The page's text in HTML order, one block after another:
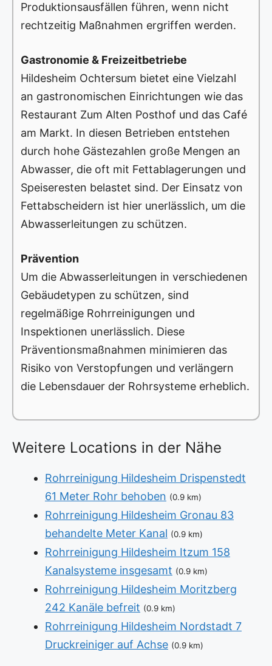
Produktionsausfällen führen, wenn nicht
rechtzeitig Maßnahmen ergriffen werden.
Gastronomie & Freizeitbetriebe
Hildesheim Ochtersum bietet eine Vielzahl
an gastronomischen Einrichtungen wie das
Restaurant Zum Alten Posthof und das Café
am Markt. In diesen Betrieben entstehen
durch hohe Gästezahlen große Mengen an
Abwasser, die oft mit Fettablagerungen und
Speiseresten belastet sind. Der Einsatz von
Fettabscheidern ist hier unerlässlich, um die
Abwasserleitungen zu schützen.
Prävention
Um die Abwasserleitungen in verschiedenen
Gebäudetypen zu schützen, sind
regelmäßige Rohrreinigungen und
Inspektionen unerlässlich. Diese
Präventionsmaßnahmen minimieren das
Risiko von Verstopfungen und verlängern
die Lebensdauer der Rohrsysteme erheblich.
Weitere Locations in der Nähe
Rohrreinigung Hildesheim Drispenstedt
61 Meter Rohr behoben (0.9 km)
Rohrreinigung Hildesheim Gronau 83
behandelte Meter Kanal (0.9 km)
Rohrreinigung Hildesheim Itzum 158
Kanalsysteme insgesamt (0.9 km)
Rohrreinigung Hildesheim Moritzberg
242 Kanäle befreit (0.9 km)
Rohrreinigung Hildesheim Nordstadt 7
Druckreiniger auf Achse (0.9 km)